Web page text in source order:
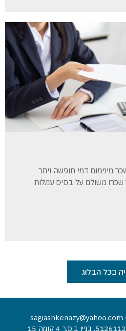
שכר מינימום דמי חופשה ויתר
משולם על בסיס עמלות
בכל הבלוג
sagiashkenazy@yahoo.com